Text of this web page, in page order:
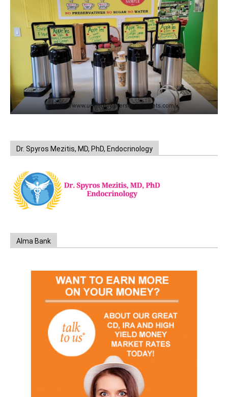
https://www.unitedbrothersfruitmarkets.com/
Dr. Spyros Mezitis, MD, PhD, Endocrinology
Alma Bank